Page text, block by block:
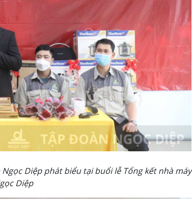
Diệp phát biểu tại buổi lễ Tổng kết nhà máy
Diệp